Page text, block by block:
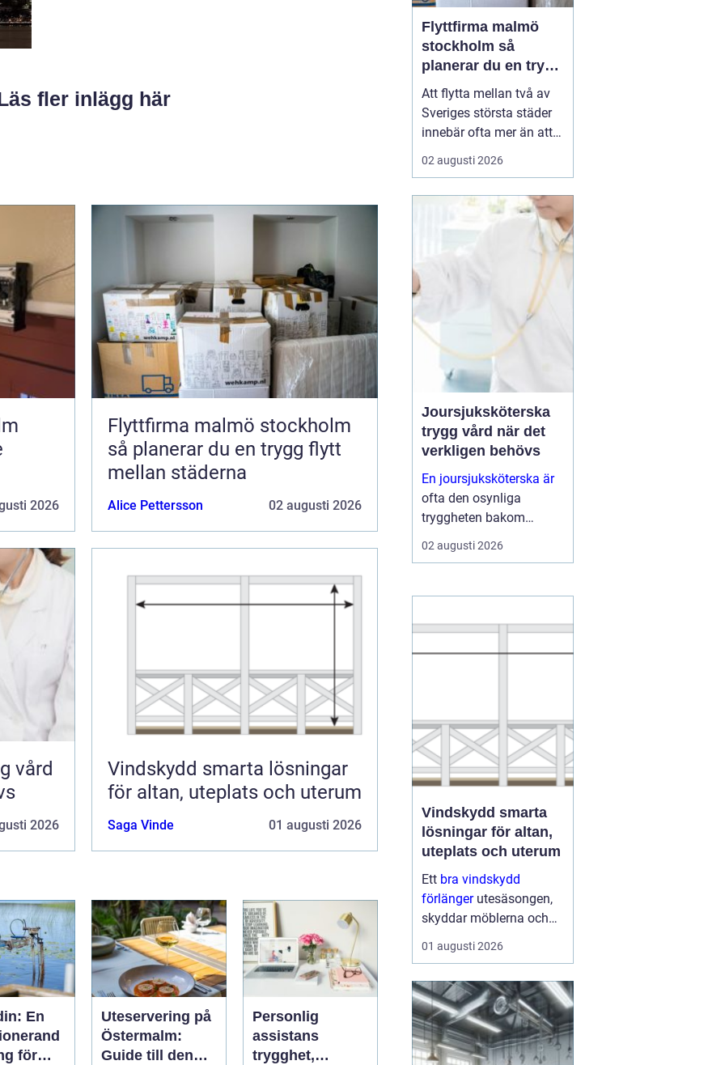
fler inlägg här
2026
Flyttfirma malmö stockholm
så planerar du en trygg flytt
mellan städerna
Alice Pettersson 02 augusti 2026
2026
Vindskydd smarta lösningar
för altan, uteplats och uterum
Saga Vinde 01 augusti 2026
En
för
Uteservering på
Östermalm:
Guide till den
Personlig
assistans
trygghet,
Flyttfirma malmö
stockholm så
planerar du en trygg
flytt mellan städerna
Att flytta mellan två av
Sveriges största städer
innebär ofta mer än att
bara bära kartonger.
Många ska samordna
och ibland även
magasinering av möbler.
Med rätt planering och
02 augusti 2026
Joursjuksköterska
trygg vård när det
verkligen behövs
En joursjuksköterska är
ofta den osynliga
tryggheten bakom
många kommuners,
privata vårdgivares och
När ordinarie
hemtjänsten behöver
stöd eller personal på ett
02 augusti 2026
Vindskydd smarta
lösningar för altan,
uteplats och uterum
Ett bra vindskydd
förlängerutesäsongen,
skyddar möblerna och
gör altanen mer
ombonad utan att
upptäcker att ett
genomtänkt vindskydd
kan ge nästan samma
känsla som...
01 augusti 2026